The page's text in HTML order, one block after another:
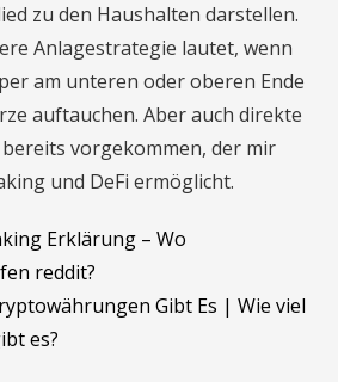
zu den Haushalten darstellen.
Anlagestrategie lautet, wenn
am unteren oder oberen Ende
auftauchen. Aber auch direkte
vorgekommen, der mir
und DeFi ermöglicht.
Erklärung – Wo
reddit?
Gibt Es | Wie viel
es?